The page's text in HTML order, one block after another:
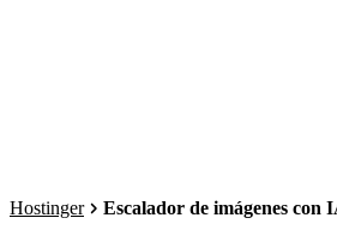
Hostinger Escalador de imágenes con